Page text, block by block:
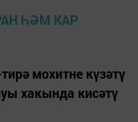
мохитне күзәтү
хакында кисәтү